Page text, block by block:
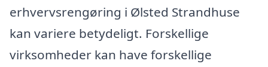
erhvervsrengøring i Ølsted Strandhuse
kan variere betydeligt. Forskellige
virksomheder kan have forskellige